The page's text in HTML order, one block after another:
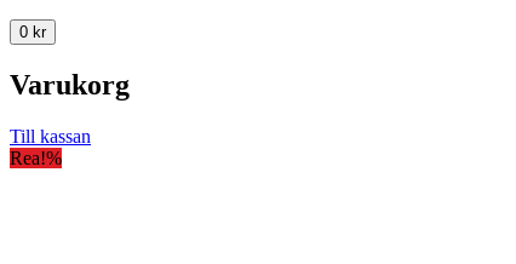
0 kr
Varukorg
Till kassan
Rea!%